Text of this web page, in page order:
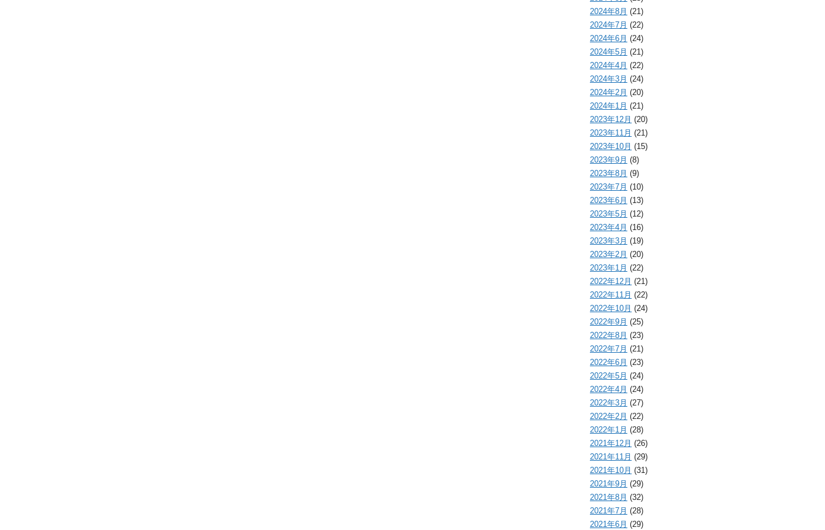
2024年8月 (21)
2024年7月 (22)
2024年6月 (24)
2024年5月 (21)
2024年4月 (22)
2024年3月 (24)
2024年2月 (20)
2024年1月 (21)
2023年12月 (20)
2023年11月 (21)
2023年10月 (15)
2023年9月 (8)
2023年8月 (9)
2023年7月 (10)
2023年6月 (13)
2023年5月 (12)
2023年4月 (16)
2023年3月 (19)
2023年2月 (20)
2023年1月 (22)
2022年12月 (21)
2022年11月 (22)
2022年10月 (24)
2022年9月 (25)
2022年8月 (23)
2022年7月 (21)
2022年6月 (23)
2022年5月 (24)
2022年4月 (24)
2022年3月 (27)
2022年2月 (22)
2022年1月 (28)
2021年12月 (26)
2021年11月 (29)
2021年10月 (31)
2021年9月 (29)
2021年8月 (32)
2021年7月 (28)
2021年6月 (29)